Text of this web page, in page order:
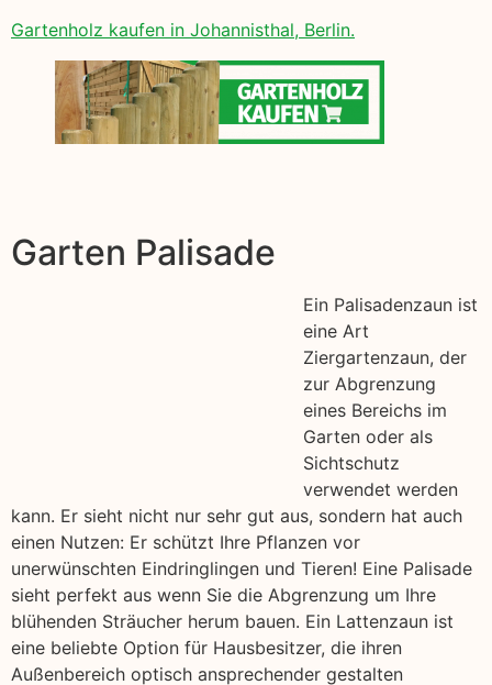
Gartenholz kaufen in Johannisthal, Berlin.
Garten Palisade
Ein Palisadenzaun ist
eine Art
Ziergartenzaun, der
zur Abgrenzung
eines Bereichs im
Garten oder als
Sichtschutz
verwendet werden
kann. Er sieht nicht nur sehr gut aus, sondern hat auch
einen Nutzen: Er schützt Ihre Pflanzen vor
unerwünschten Eindringlingen und Tieren! Eine Palisade
sieht perfekt aus wenn Sie die Abgrenzung um Ihre
blühenden Sträucher herum bauen. Ein Lattenzaun ist
eine beliebte Option für Hausbesitzer, die ihren
Außenbereich optisch ansprechender gestalten